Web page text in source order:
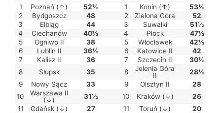
1 Poznań (↑) 52½ 1 Konin (↑)
53½
2
Bydgoszcz 48 2 Zielona Góra
52
3
Elbląg 44 3 Suwałki
51½
4
Ciechanów 40½ 4 Płock
47½
5
Ogniwo II 38 5 Włocławek
42½
6
Lublin II 36½ 6 Katowice II
42
7
Kalisz II 36 7 Szczecin II
30½
8
Słupsk 35 8
Jelenia Góra
II
28½
9
Nowy Sącz 33 9 Olsztyn II
28
10
Warszawa II
(↓)
31½ 10 Kraków (↓)
26
11
Gdańsk (↓) 27 11 Toruń (↓) 20